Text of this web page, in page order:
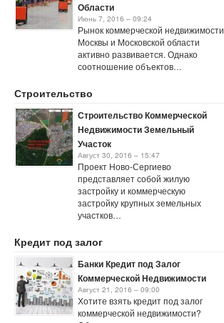
Области
Июнь 7, 2016 – 09:24
Рынок коммерческой недвижимости
Москвы и Московской области
активно развивается. Однако
соотношение объектов…
Строительство
Строительство Коммерческой
Недвижимости Земельный
Участок
Август 30, 2016 – 15:47
Проект Ново-Сергиево
представляет собой жилую
застройку и коммерческую
застройку крупных земельных
участков…
Кредит под залог
Банки Кредит под Залог
Коммерческой Недвижимости
Август 21, 2016 – 09:00
Хотите взять кредит под залог
коммерческой недвижимости?